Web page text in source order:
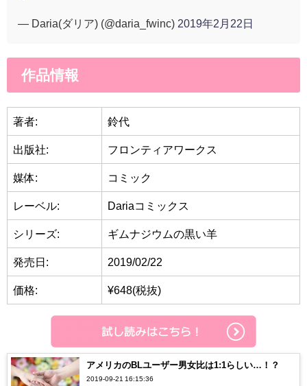
— Daria(ダリア) (@daria_fwinc) 2019年2月22日
作品情報
著者: 鈴代
出版社: フロンティアワークス
媒体: コミック
レーベル: Dariaコミックス
シリーズ: ギムナジウムの黒い羊
発売日: 2019/02/22
価格: ¥648(税抜)
アメリカのBLユーザー男女比は1:1らしい…！？
2019-09-21 16:15:36